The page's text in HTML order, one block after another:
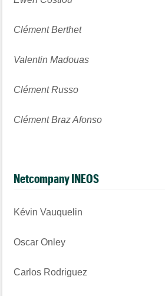
Clément Berthet
Valentin Madouas
Clément Russo
Clément Braz Afonso
Netcompany INEOS
Kévin Vauquelin
Oscar Onley
Carlos Rodriguez